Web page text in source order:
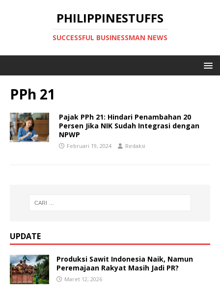
PHILIPPINESTUFFS
SUCCESSFUL BUSINESSMAN NEWS
PPh 21
Pajak PPh 21: Hindari Penambahan 20
Persen Jika NIK Sudah Integrasi dengan
NPWP
Februari 19, 2024 Redaksi
UPDATE
Produksi Sawit Indonesia Naik, Namun
Peremajaan Rakyat Masih Jadi PR?
Maret 12, 2026